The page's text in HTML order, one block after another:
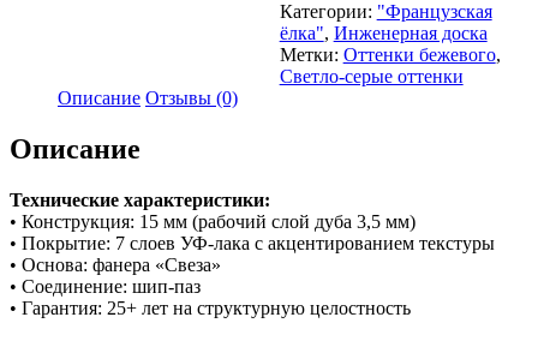
Категории: "Французская
ёлка", Инженерная доска
Метки: Оттенки бежевого,
Светло-серые оттенки
Описание Отзывы (0)
Описание
Технические характеристики:
• Конструкция: 15 мм (рабочий слой дуба 3,5 мм)
• Покрытие: 7 слоев УФ-лака с акцентированием текстуры
• Основа: фанера «Свеза»
• Соединение: шип-паз
• Гарантия: 25+ лет на структурную целостность